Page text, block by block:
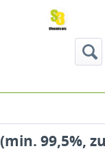
99,5%,